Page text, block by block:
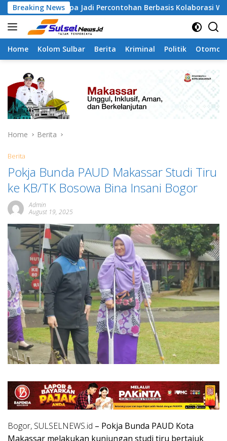
Skip
to
content
Breaking News
Jadi Percontohan Berbasis Kolaborasi Warga
Home Kolom Sulbar Berita Kriminal Politik
Home Berita
Berita
Pokja Bunda PAUD Makassar Studi Tiru
ke KB/TK Bosowa Bina Insani Bogor
Admin
August 19, 2025
Bogor, SULSELNEWS.id – Pokja Bunda PAUD Kota
Makassar melakukan kunjungan studi tiru bertajuk